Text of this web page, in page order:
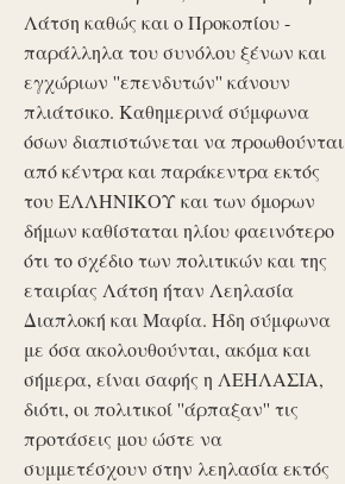
Λάτση καθώς και ο Προκοπίου -
παράλληλα του συνόλου ξένων και
εγχώριων ''επενδυτών'' κάνουν
πλιάτσικο. Καθημερινά σύμφωνα
όσων διαπιστώνεται να προωθούνται
από κέντρα και παράκεντρα εκτός
του ΕΛΛΗΝΙΚΟΥ και των όμορων
δήμων καθίσταται ηλίου φαεινότερο
ότι το σχέδιο των πολιτικών και της
εταιρίας Λάτση ήταν Λεηλασία
Διαπλοκή και Μαφία. Ήδη σύμφωνα
με όσα ακολουθούνται, ακόμα και
σήμερα, είναι σαφής η ΛΕΗΛΑΣΙΑ,
διότι, οι πολιτικοί ''άρπαξαν'' τις
προτάσεις μου ώστε να
συμμετέσχουν στην λεηλασία εκτός